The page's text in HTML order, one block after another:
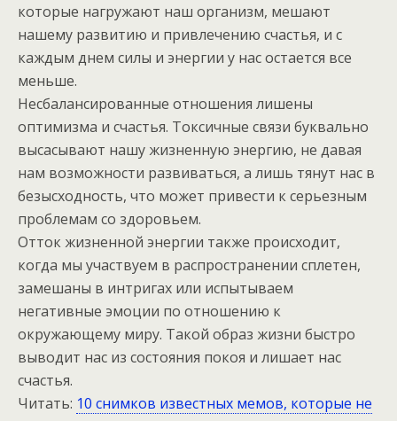
которые нагружают наш организм, мешают
нашему развитию и привлечению счастья, и с
каждым днем силы и энергии у нас остается все
меньше.
Несбалансированные отношения лишены
оптимизма и счастья. Токсичные связи буквально
высасывают нашу жизненную энергию, не давая
нам возможности развиваться, а лишь тянут нас в
безысходность, что может привести к серьезным
проблемам со здоровьем.
Отток жизненной энергии также происходит,
когда мы участвуем в распространении сплетен,
замешаны в интригах или испытываем
негативные эмоции по отношению к
окружающему миру. Такой образ жизни быстро
выводит нас из состояния покоя и лишает нас
счастья.
Читать: 10 снимков известных мемов, которые не